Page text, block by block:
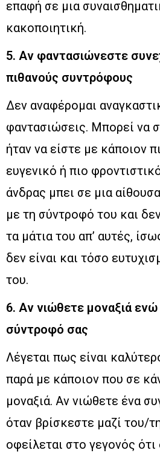
επαφή σε μια
κακοποιητική.
5. Αν φαντασιώνεστε
πιθανούς συντρόφους
Δεν αναφέρομαι
φαντασιώσεις. Μπορεί να
ήταν να είστε με κάποιον
ευγενικό ή πιο
άνδρας μπει σε μια
με τη σύντροφό του και
τα μάτια του απ’ αυτές,
δεν είναι και τόσο
του.
6. Αν νιώθετε μοναξιά
σύντροφό σας
Λέγεται πως είναι
παρά με κάποιον που σε
μοναξιά. Αν νιώθετε ένα
όταν βρίσκεστε μαζί του/
οφείλεται στο γεγονός ότι